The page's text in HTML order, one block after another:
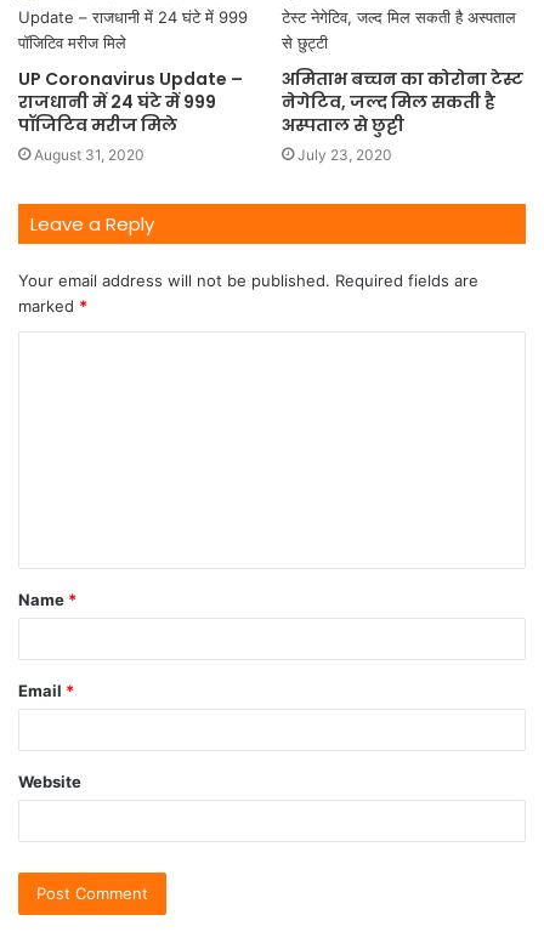
UP Coronavirus Update –
राजधानी में 24 घंटे में 999
पॉजिटिव मरीज मिले
August 31, 2020
अमिताभ बच्चन का कोरोना टेस्ट
नेगेटिव, जल्द मिल सकती है
अस्पताल से छुट्टी
July 23, 2020
Leave a Reply
Your email address will not be published. Required fields are
marked *
Name *
Email *
Website